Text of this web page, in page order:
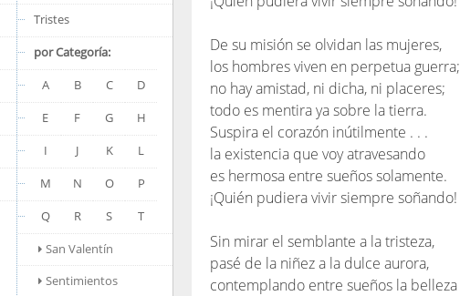
Tristes
por Categoría:
A
B C
D
E
F G
H
I
J K
L
M
N O
P
Q
R S
T
San Valentín
Sentimientos
De su misión se olvidan las mujeres,
los hombres viven en perpetua guerra;
no hay amistad, ni dicha, ni placeres;
todo es mentira ya sobre la tierra.
Suspira el corazón inútilmente . . .
la existencia que voy atravesando
es hermosa entre sueños solamente.
¡Quién pudiera vivir siempre soñando!
Sin mirar el semblante a la tristeza,
pasé de la niñez a la dulce aurora,
contemplando entre sueños la belleza